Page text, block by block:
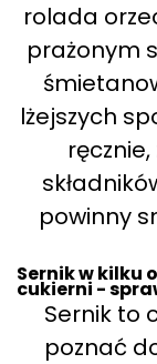
rolada
prażonym
lżejszych
powinny
Sernik w kilku
cukierni -
Sernik to
poznać